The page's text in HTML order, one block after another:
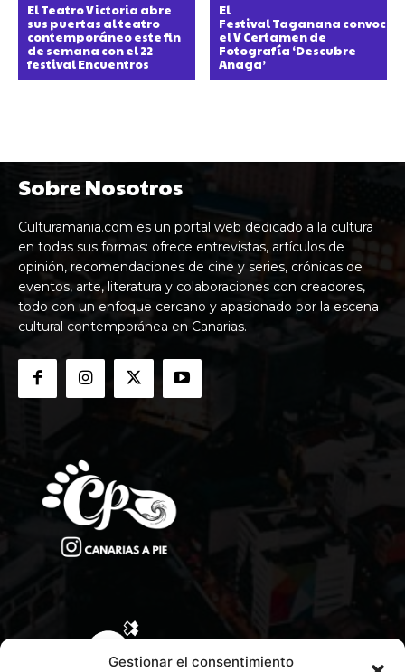
Gestionar el consentimiento
El Teatro Victoria abre
sus puertas al teatro
contemporáneo este fin
de semana con el 22
festival Encuentros
El
Festival Taganana convoca
el V Certamen de
Fotografía ‘Descubre
Anaga’
Sobre Nosotros
Culturamania.com es un portal web dedicado a la cultura
en todas sus formas: ofrece entrevistas, artículos de
opinión, recomendaciones de cine y series, crónicas de
eventos, arte, literatura y colaboraciones con creadores,
todo con un enfoque cercano y apasionado por la escena
cultural contemporánea en Canarias.